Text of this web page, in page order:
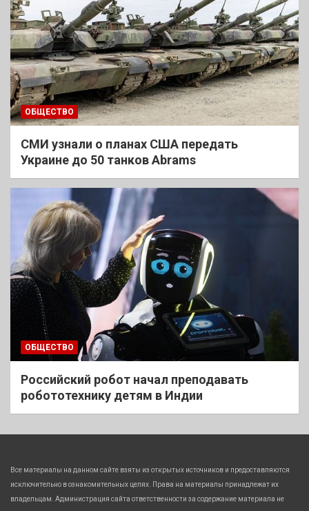
ОБЩЕСТВО
СМИ узнали о планах США передать
Украине до 50 танков Abrams
ОБЩЕСТВО
Российский робот начал преподавать
робототехнику детям в Индии
Все материалы на данном сайте взяты из открытых источников и предоставляются
исключительно в ознакомительных целях. Права на материалы принадлежат их
владельцам. Администрация сайта ответственности за содержание материала не